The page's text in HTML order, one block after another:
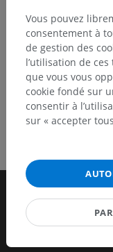
Vous pouvez
consentement à
de gestion des
l’utilisation de
que vous vous
cookie fondé sur
consentir à
sur « accepter